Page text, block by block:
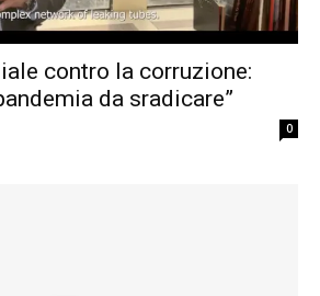
contro la corruzione:
da sradicare”
0